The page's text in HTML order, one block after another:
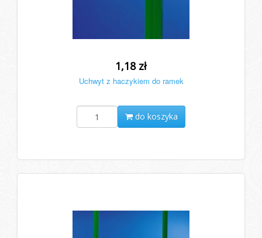
1,18 zł
Uchwyt z haczykiem do ramek
do koszyka